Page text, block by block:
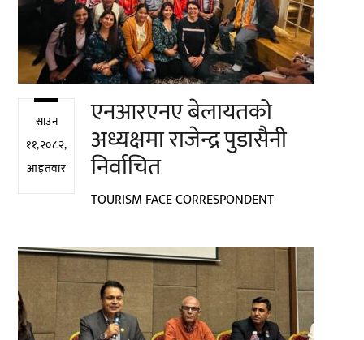
साउन
११,२०८२,
आइतवार
एनआरएनए बेलायतको
अध्यक्षमा राजेन्द्र पुडासैनी
निर्वाचित
TOURISM FACE CORRESPONDENT